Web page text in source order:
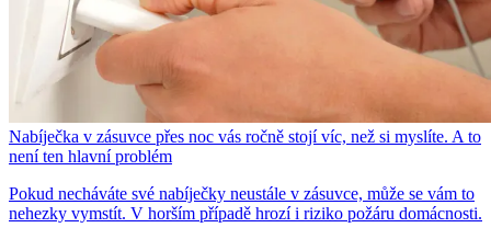
Nabíječka v zásuvce přes noc vás ročně stojí víc, než si myslíte. A to
není ten hlavní problém
Pokud necháváte své nabíječky neustále v zásuvce, může se vám to
nehezky vymstít. V horším případě hrozí i riziko požáru domácnosti.